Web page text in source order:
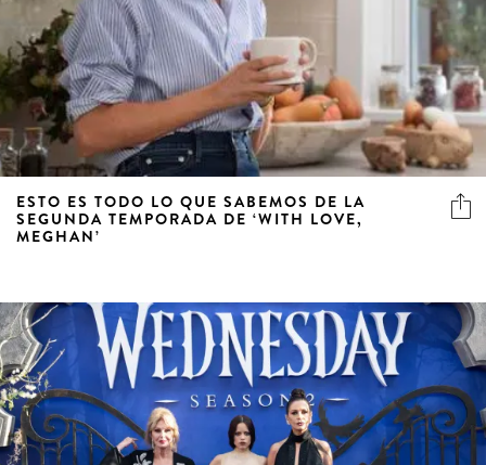
ESTO ES TODO LO QUE SABEMOS DE LA
SEGUNDA TEMPORADA DE ‘WITH LOVE,
MEGHAN’